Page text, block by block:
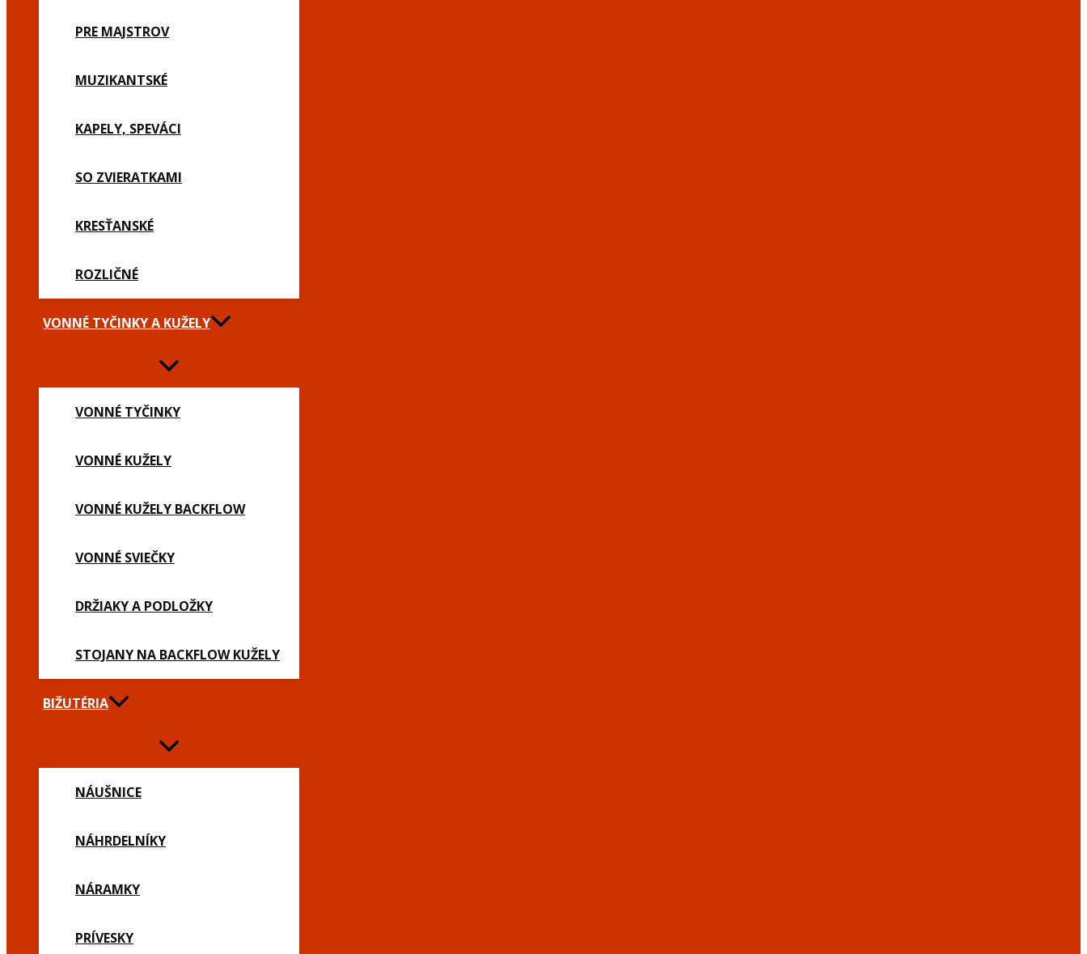
PRE MAJSTROV
MUZIKANTSKÉ
KAPELY, SPEVÁCI
SO ZVIERATKAMI
KRESŤANSKÉ
ROZLIČNÉ
VONNÉ TYČINKY A KUŽELY
VONNÉ TYČINKY
VONNÉ KUŽELY
VONNÉ KUŽELY BACKFLOW
VONNÉ SVIEČKY
DRŽIAKY A PODLOŽKY
STOJANY NA BACKFLOW KUŽELY
BIŽUTÉRIA
NÁUŠNICE
NÁHRDELNÍKY
NÁRAMKY
PRÍVESKY